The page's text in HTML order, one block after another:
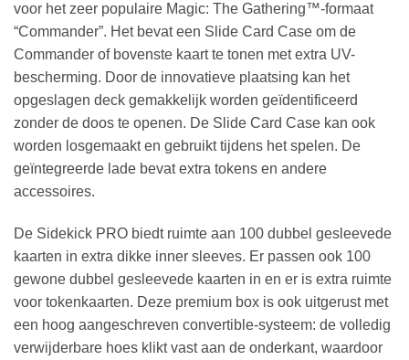
voor het zeer populaire Magic: The Gathering™-formaat
“Commander”. Het bevat een Slide Card Case om de
Commander of bovenste kaart te tonen met extra UV-
bescherming. Door de innovatieve plaatsing kan het
opgeslagen deck gemakkelijk worden geïdentificeerd
zonder de doos te openen. De Slide Card Case kan ook
worden losgemaakt en gebruikt tijdens het spelen. De
geïntegreerde lade bevat extra tokens en andere
accessoires.
De Sidekick PRO biedt ruimte aan 100 dubbel gesleevede
kaarten in extra dikke inner sleeves. Er passen ook 100
gewone dubbel gesleevede kaarten in en er is extra ruimte
voor tokenkaarten. Deze premium box is ook uitgerust met
een hoog aangeschreven convertible-systeem: de volledig
verwijderbare hoes klikt vast aan de onderkant, waardoor